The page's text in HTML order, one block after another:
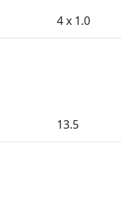
4 x 1.0
13.5